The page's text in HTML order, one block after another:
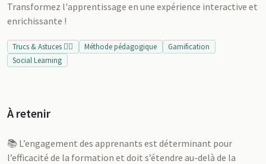
Transformez l'apprentissage en une expérience interactive et
enrichissante !
Trucs & Astuces 👍🏻 Méthode pédagogique
Gamification
Social Learning
À retenir
📚 L’engagement des apprenants est déterminant pour
l’efficacité de la formation et doit s’étendre au-delà de la